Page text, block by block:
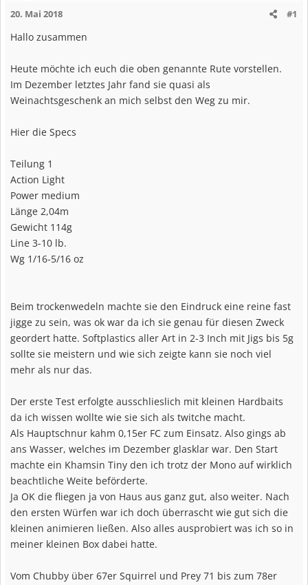
20. Mai 2018 #1
Hallo zusammen
Heute möchte ich euch die oben genannte Rute vorstellen.
Im Dezember letztes Jahr fand sie quasi als
Weinachtsgeschenk an mich selbst den Weg zu mir.
Hier die Specs
Teilung 1
Action Light
Power medium
Länge 2,04m
Gewicht 114g
Line 3-10 lb.
Wg 1/16-5/16 oz
Beim trockenwedeln machte sie den Eindruck eine reine fast
jigge zu sein, was ok war da ich sie genau für diesen Zweck
geordert hatte. Softplastics aller Art in 2-3 Inch mit Jigs bis 5g
sollte sie meistern und wie sich zeigte kann sie noch viel
mehr als nur das.
Der erste Test erfolgte ausschlieslich mit kleinen Hardbaits
da ich wissen wollte wie sie sich als twitche macht.
Als Hauptschnur kahm 0,15er FC zum Einsatz. Also gings ab
ans Wasser, welches im Dezember glasklar war. Den Start
machte ein Khamsin Tiny den ich trotz der Mono auf wirklich
beachtliche Weite beförderte.
Ja OK die fliegen ja von Haus aus ganz gut, also weiter. Nach
den ersten Würfen war ich doch überrascht wie gut sich die
kleinen animieren ließen. Also alles ausprobiert was ich so in
meiner kleinen Box dabei hatte.
Vom Chubby über 67er Squirrel und Prey 71 bis zum 78er